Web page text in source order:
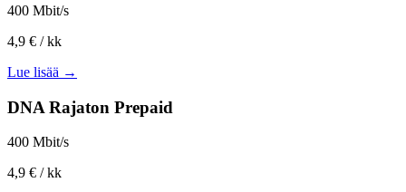
400 Mbit/s
4,9 € / kk
Lue lisää →
DNA Rajaton Prepaid
400 Mbit/s
4,9 € / kk